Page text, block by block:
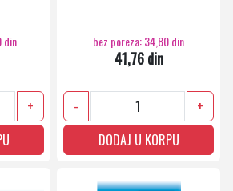
din
+
bez poreza: 34,80 din
41,76 din
-
+
DODAJ U KORPU